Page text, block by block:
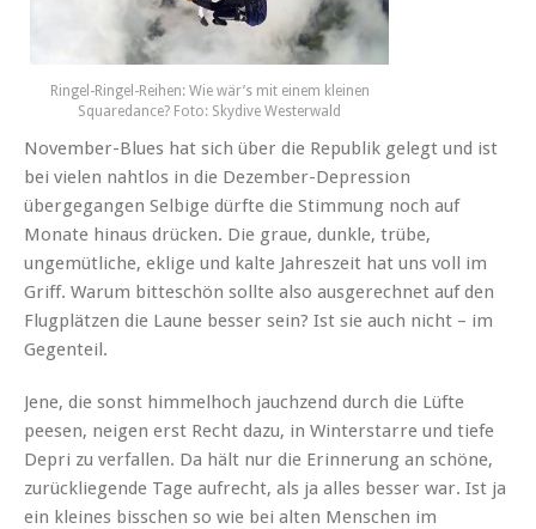
Ringel-Ringel-Reihen: Wie wär’s mit einem kleinen
Squaredance? Foto: Skydive Westerwald
November-Blues hat sich über die Republik gelegt und ist
bei vielen nahtlos in die Dezember-Depression
übergegangen Selbige dürfte die Stimmung noch auf
Monate hinaus drücken. Die graue, dunkle, trübe,
ungemütliche, eklige und kalte Jahreszeit hat uns voll im
Griff. Warum bitteschön sollte also ausgerechnet auf den
Flugplätzen die Laune besser sein? Ist sie auch nicht – im
Gegenteil.
Jene, die sonst himmelhoch jauchzend durch die Lüfte
peesen, neigen erst Recht dazu, in Winterstarre und tiefe
Depri zu verfallen. Da hält nur die Erinnerung an schöne,
zurückliegende Tage aufrecht, als ja alles besser war. Ist ja
ein kleines bisschen so wie bei alten Menschen im